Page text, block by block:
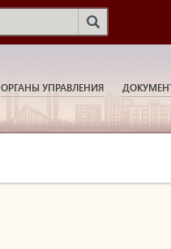
ОРГАНЫ УПРАВЛЕНИЯ